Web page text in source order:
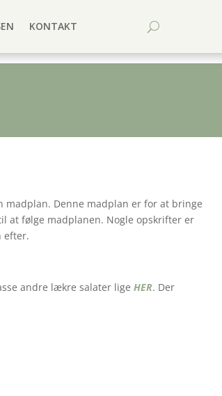
KONTAKT
Denne madplan er for at bringe
at følge madplanen. Nogle opskrifter er
efter.
andre lækre salater lige HER. Der